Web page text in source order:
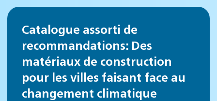
Catalogue assorti de
recommandations: Des
matériaux de construction
pour les villes faisant face au
changement climatique